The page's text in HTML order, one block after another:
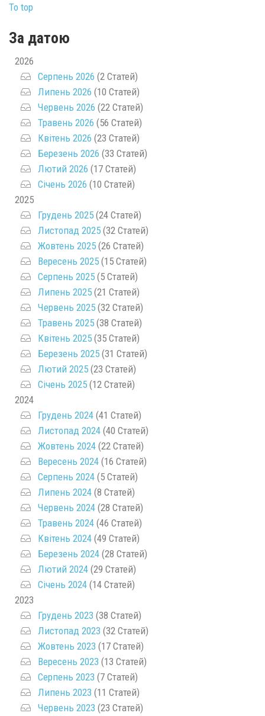
To top
За датою
2026
Серпень 2026 (2 Статей)
Липень 2026 (10 Статей)
Червень 2026 (22 Статей)
Травень 2026 (56 Статей)
Квітень 2026 (23 Статей)
Березень 2026 (33 Статей)
Лютий 2026 (17 Статей)
Січень 2026 (10 Статей)
2025
Грудень 2025 (24 Статей)
Листопад 2025 (32 Статей)
Жовтень 2025 (26 Статей)
Вересень 2025 (15 Статей)
Серпень 2025 (5 Статей)
Липень 2025 (21 Статей)
Червень 2025 (32 Статей)
Травень 2025 (38 Статей)
Квітень 2025 (35 Статей)
Березень 2025 (31 Статей)
Лютий 2025 (23 Статей)
Січень 2025 (12 Статей)
2024
Грудень 2024 (41 Статей)
Листопад 2024 (40 Статей)
Жовтень 2024 (22 Статей)
Вересень 2024 (16 Статей)
Серпень 2024 (5 Статей)
Липень 2024 (8 Статей)
Червень 2024 (28 Статей)
Травень 2024 (46 Статей)
Квітень 2024 (49 Статей)
Березень 2024 (28 Статей)
Лютий 2024 (29 Статей)
Січень 2024 (14 Статей)
2023
Грудень 2023 (38 Статей)
Листопад 2023 (32 Статей)
Жовтень 2023 (17 Статей)
Вересень 2023 (13 Статей)
Серпень 2023 (7 Статей)
Липень 2023 (11 Статей)
Червень 2023 (23 Статей)